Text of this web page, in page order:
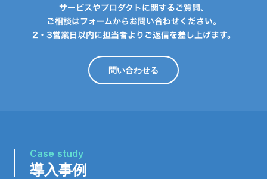
サービスやプロダクトに関するご質問、
ご相談はフォームからお問い合わせください。
2・3営業日以内に担当者よりご返信を差し上げます。
問い合わせる
Case study
導入事例